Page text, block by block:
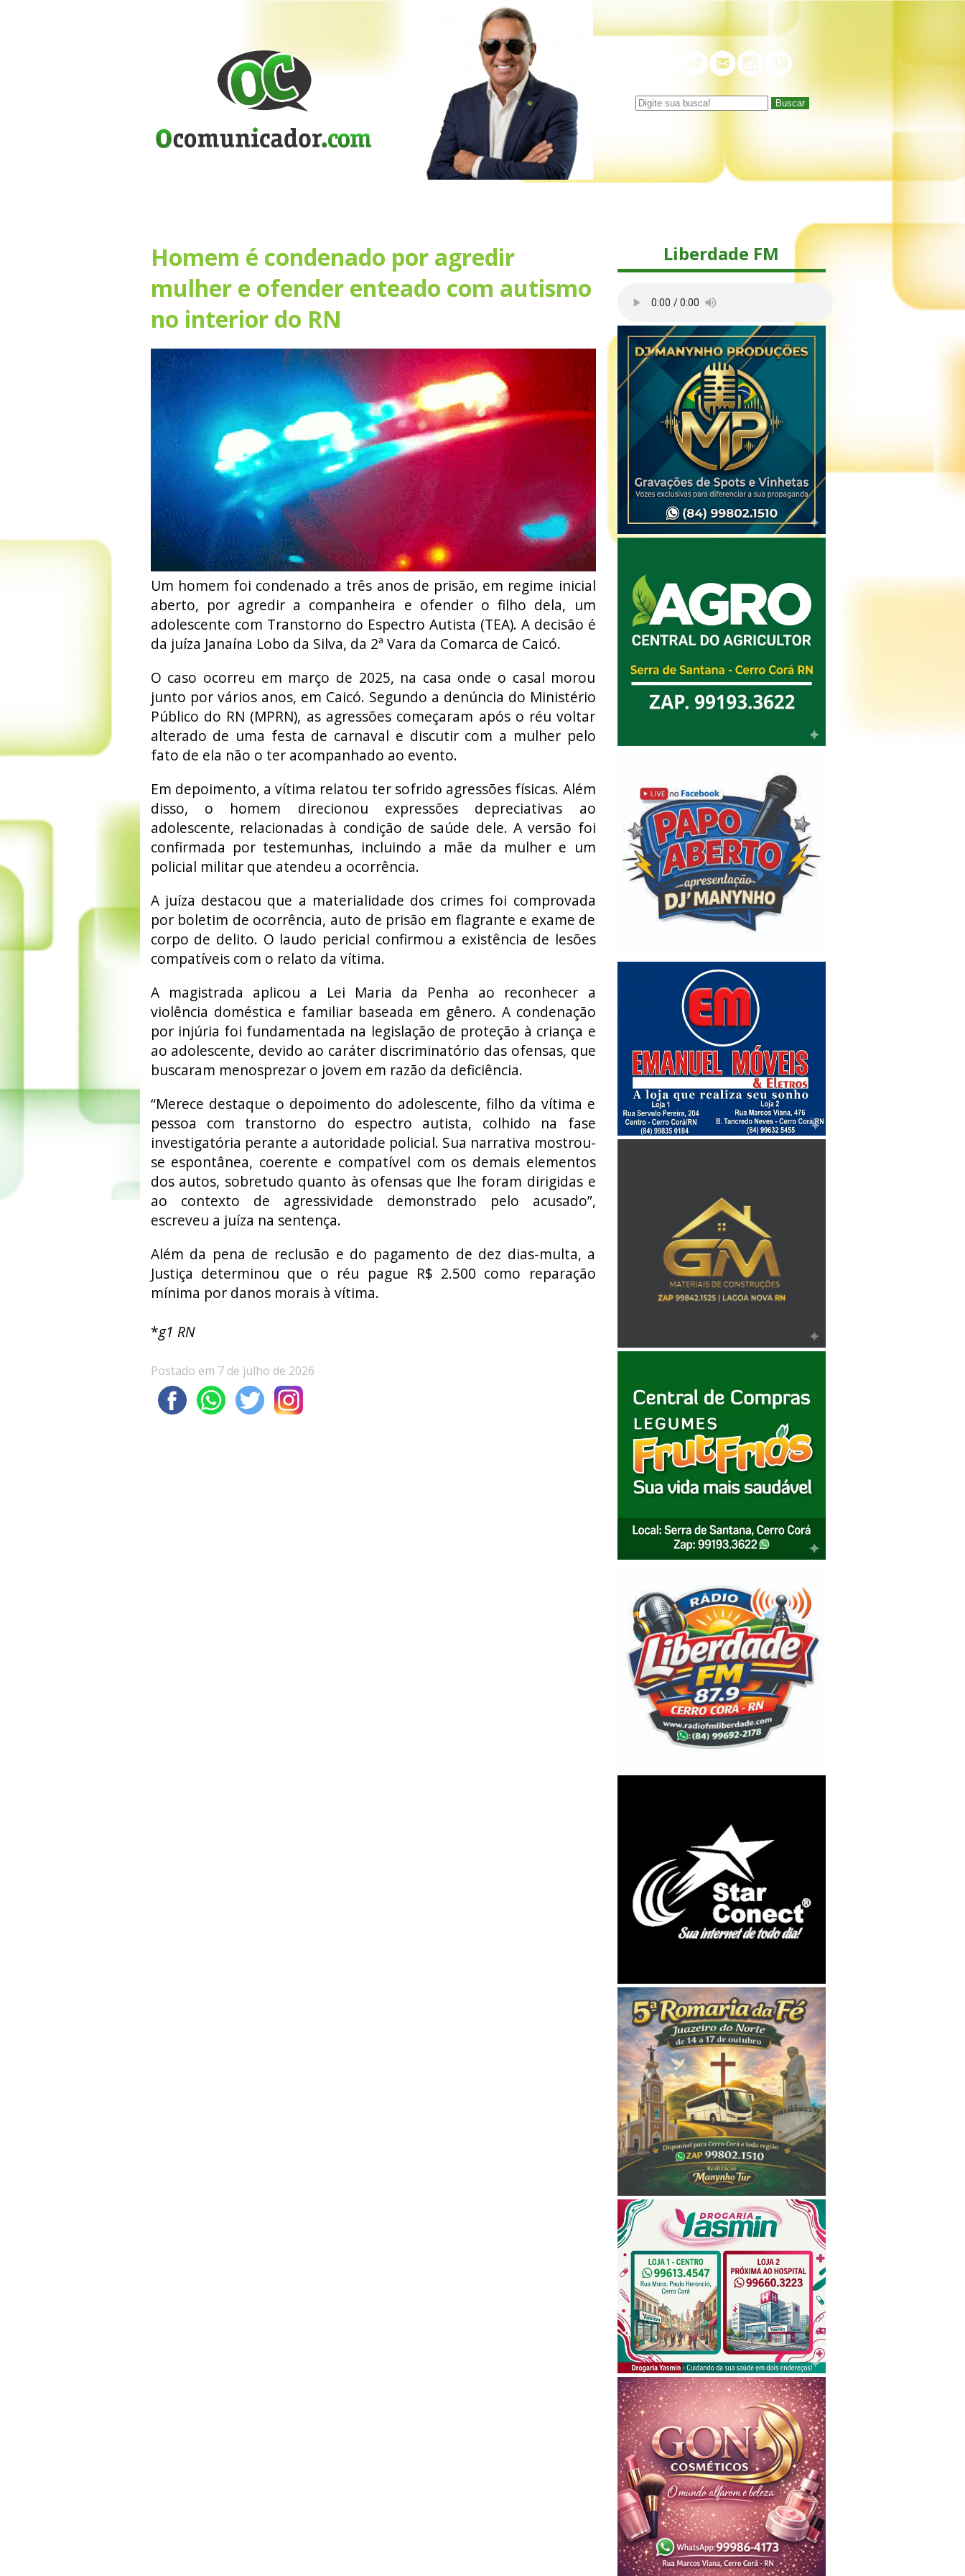
Buscar
Homem é condenado por agredir
mulher e ofender enteado com autismo
no interior do RN
Um homem foi condenado a três anos de prisão, em regime inicial
aberto, por agredir a companheira e ofender o filho dela, um
adolescente com Transtorno do Espectro Autista (TEA). A decisão é
da juíza Janaína Lobo da Silva, da 2ª Vara da Comarca de Caicó.
O caso ocorreu em março de 2025, na casa onde o casal morou
junto por vários anos, em Caicó. Segundo a denúncia do Ministério
Público do RN (MPRN), as agressões começaram após o réu voltar
alterado de uma festa de carnaval e discutir com a mulher pelo
fato de ela não o ter acompanhado ao evento.
Em depoimento, a vítima relatou ter sofrido agressões físicas. Além
disso, o homem direcionou expressões depreciativas ao
adolescente, relacionadas à condição de saúde dele. A versão foi
confirmada por testemunhas, incluindo a mãe da mulher e um
policial militar que atendeu a ocorrência.
A juíza destacou que a materialidade dos crimes foi comprovada
por boletim de ocorrência, auto de prisão em flagrante e exame de
corpo de delito. O laudo pericial confirmou a existência de lesões
compatíveis com o relato da vítima.
A magistrada aplicou a Lei Maria da Penha ao reconhecer a
violência doméstica e familiar baseada em gênero. A condenação
por injúria foi fundamentada na legislação de proteção à criança e
ao adolescente, devido ao caráter discriminatório das ofensas, que
buscaram menosprezar o jovem em razão da deficiência.
“Merece destaque o depoimento do adolescente, filho da vítima e
pessoa com transtorno do espectro autista, colhido na fase
investigatória perante a autoridade policial. Sua narrativa mostrou-
se espontânea, coerente e compatível com os demais elementos
dos autos, sobretudo quanto às ofensas que lhe foram dirigidas e
ao contexto de agressividade demonstrado pelo acusado”,
escreveu a juíza na sentença.
Além da pena de reclusão e do pagamento de dez dias-multa, a
Justiça determinou que o réu pague R$ 2.500 como reparação
mínima por danos morais à vítima.
*g1 RN
Postado em 7 de julho de 2026
Liberdade FM